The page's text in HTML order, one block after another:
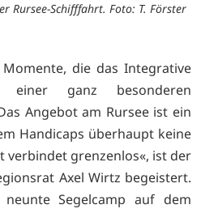
Rursee-Schifffahrt. Foto: T. Förster
die das Integrative
einer ganz besonderen
Angebot am Rursee ist ein
Handicaps überhaupt keine
verbindet grenzenlos«, ist der
Axel Wirtz begeistert.
Segelcamp auf dem